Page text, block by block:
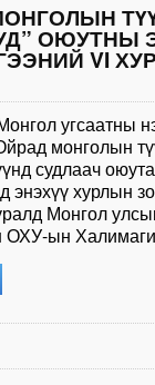
ОЮУТНЫ
VI
угсаатны
монголын
судлаач
энэхүү хурлын
Монгол
ОХУ-ын